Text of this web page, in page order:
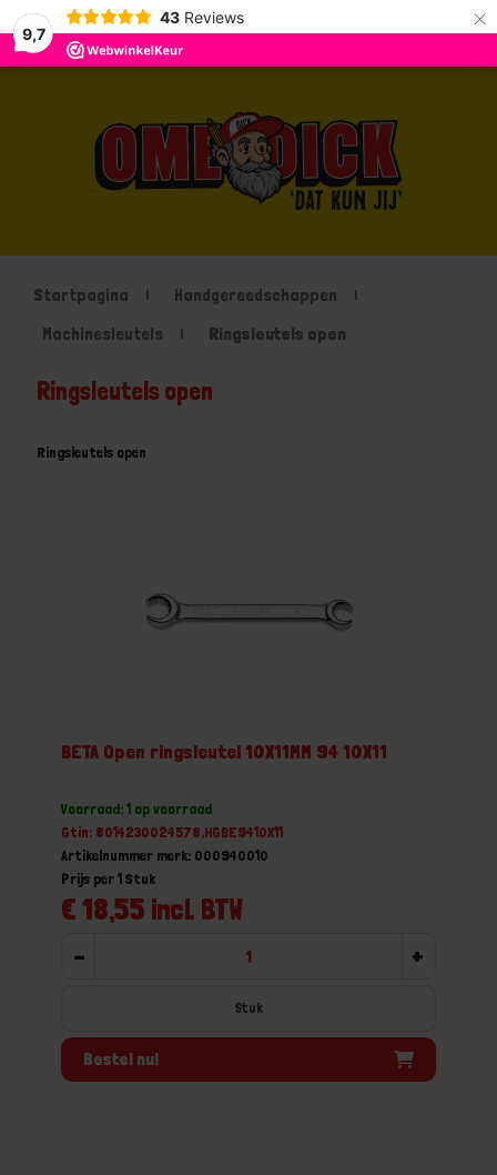
9,7
43 Reviews ×
Startpagina
Handgereedschappen
Machinesleutels
Ringsleutels open
Ringsleutels open
Ringsleutels open
BETA Open ringsleutel 10X11MM 94 10X11
Voorraad: 1 op voorraad
Gtin: 8014230024578,HGBE9410X11
Artikelnummer merk: 000940010
€ 18,55 incl. BTW
Prijs per 1 Stuk
- +
Stuk
Bestel nu!